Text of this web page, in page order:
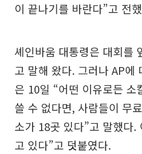
이 끝나기를 바란다”고 전
셰인바움 대통령은 대회를
고 말해 왔다. 그러나 AP에
은 10일 “어떤 이유로든 소
쓸 수 없다면, 사람들이 무
소가 18곳 있다”고 말했다.
고 있다”고 덧붙였다.